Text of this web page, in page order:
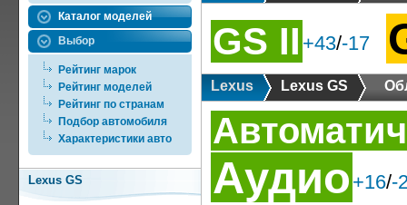
Каталог моделей
Выбор
Рейтинг марок
Рейтинг моделей
Рейтинг по странам
Подбор автомобиля
Характеристики авто
Lexus GS
GS II +43/-17
Lexus Lexus GS
Аудио +16/-